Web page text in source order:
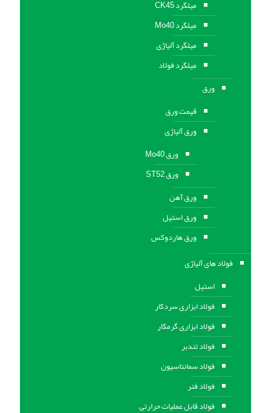
میلگرد CK45
میلگرد Mo40
میلگرد آلیاژی
میلگرد فولاد
ورق
قیمت ورق
ورق آلیاژی
ورق Mo40
ورق ST52
ورق آهن
ورق استيل
ورق هاردوکس
فولاد های آلیاژی
استیل
فولاد ابزاری سردکار
فولاد ابزاری گرمکار
فولاد تندبر
فولاد سمانتاسیون
فولاد فنر
فولاد قابل عملیات حرارتی